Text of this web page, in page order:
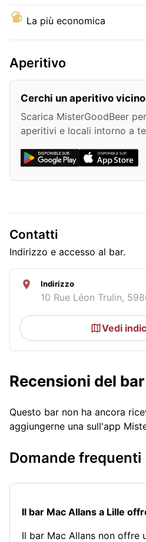
La più economica
Aperitivo
Cerchi un aperitivo
Scarica MisterGoodBeer
aperitivi e locali intorno a
Contatti
Indirizzo e accesso al bar.
Indirizzo
10 Rue Léon Trulin,
Vedi
Recensioni del
Questo bar non ha ancora
aggiungerne una sull'app
Domande frequenti
Il bar Mac Allans a Lille
Il bar Mac Allans non offre